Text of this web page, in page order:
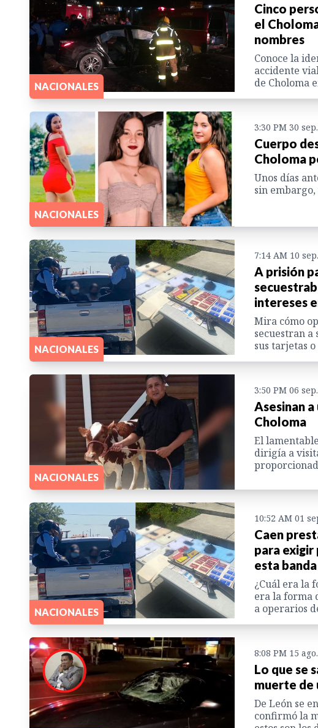
NACIONALES
Cinco
el
nombres
Conoce la
accidente
de Choloma
NACIONALES
3:30 PM 30
Cuerpo
Choloma
Unos días
sin
NACIONALES
7:14 AM 10
A prisión
intereses
Mira cómo
secuestran
sus tarjetas
NACIONALES
3:50 PM 06
Asesinan
Choloma
El
dirigía a
NACIONALES
10:52 AM 01
Caen
para exigir
esta banda
¿Cuál era la
era la forma
a operarios
8:08 PM 15
Lo que se
muerte de
De León se
confirmó la